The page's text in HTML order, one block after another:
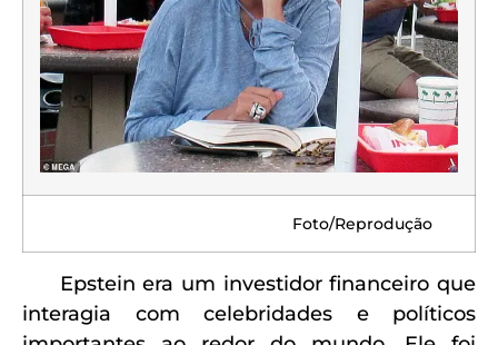
Foto/Reprodução
Epstein era um investidor financeiro que
interagia com celebridades e políticos